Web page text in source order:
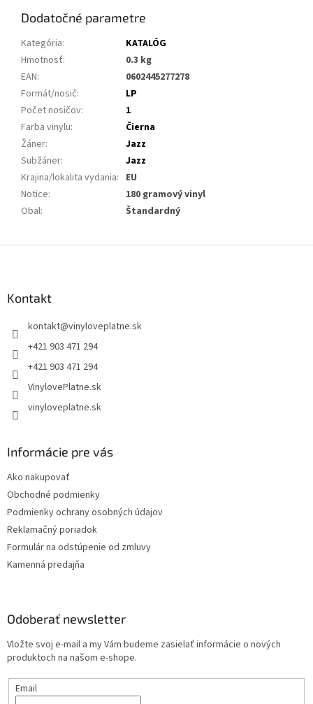
Dodatočné parametre
Kategória:
KATALÓG
Hmotnosť:
0.3 kg
EAN:
0602445277278
Formát/nosič:
LP
Počet nosičov:
1
Farba vinylu:
Čierna
Žáner:
Jazz
Subžáner:
Jazz
Krajina/lokalita vydania: EU
Notice:
180 gramový vinyl
Obal: Štandardný
Kontakt
kontakt@vinyloveplatne.sk
+421 903 471 294
+421 903 471 294
VinylovePlatne.sk
vinyloveplatne.sk
Informácie pre vás
Ako nakupovať
Obchodné podmienky
Podmienky ochrany osobných údajov
Reklamačný poriadok
Formulár na odstúpenie od zmluvy
Kamenná predajňa
Odoberať newsletter
Vložte svoj e-mail a my Vám budeme zasielať informácie o nových
produktoch na našom e-shope.
Email